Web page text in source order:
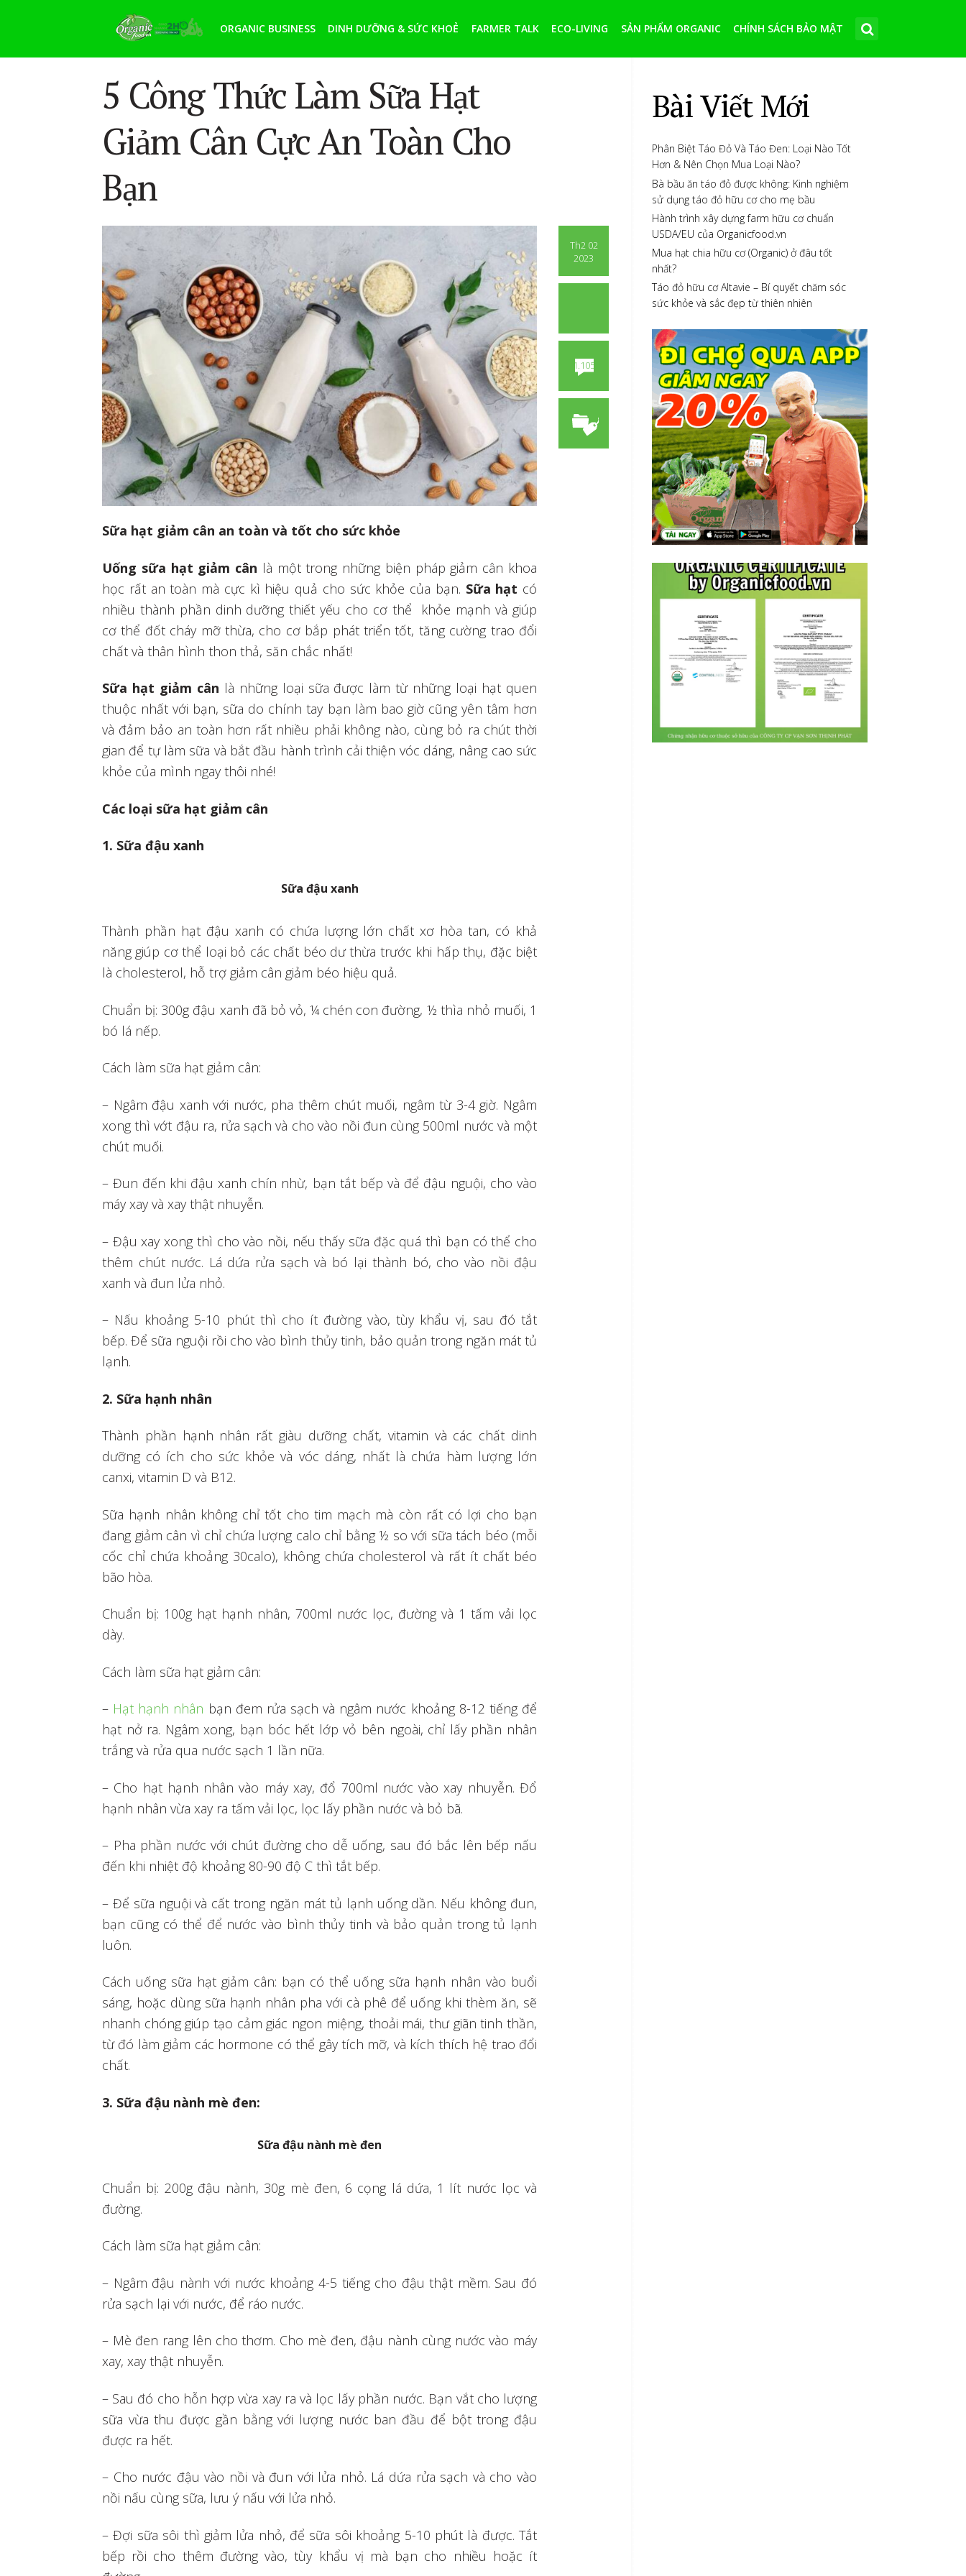
ORGANIC BUSINESS DINH DƯỠNG & SỨC KHOẺ FARMER TALK ECO-LIVING SẢN PHẨM ORGANIC CHÍNH SÁCH BẢO MẬT
5 Công Thức Làm Sữa Hạt
Giảm Cân Cực An Toàn Cho
Bạn
Th2 02
2023
1.105
Sữa hạt giảm cân an toàn và tốt cho sức khỏe
Uống sữa hạt giảm cân là một trong những biện pháp giảm cân khoa
học rất an toàn mà cực kì hiệu quả cho sức khỏe của bạn. Sữa hạt có
nhiều thành phần dinh dưỡng thiết yếu cho cơ thể khỏe mạnh và giúp
cơ thể đốt cháy mỡ thừa, cho cơ bắp phát triển tốt, tăng cường trao đổi
chất và thân hình thon thả, săn chắc nhất!
Sữa hạt giảm cân là những loại sữa được làm từ những loại hạt quen
thuộc nhất với bạn, sữa do chính tay bạn làm bao giờ cũng yên tâm hơn
và đảm bảo an toàn hơn rất nhiều phải không nào, cùng bỏ ra chút thời
gian để tự làm sữa và bắt đầu hành trình cải thiện vóc dáng, nâng cao sức
khỏe của mình ngay thôi nhé!
Các loại sữa hạt giảm cân
1. Sữa đậu xanh
Sữa đậu xanh
Thành phần hạt đậu xanh có chứa lượng lớn chất xơ hòa tan, có khả
năng giúp cơ thể loại bỏ các chất béo dư thừa trước khi hấp thụ, đặc biệt
là cholesterol, hỗ trợ giảm cân giảm béo hiệu quả.
Chuẩn bị: 300g đậu xanh đã bỏ vỏ, ¼ chén con đường, ½ thìa nhỏ muối, 1
bó lá nếp.
Cách làm sữa hạt giảm cân:
– Ngâm đậu xanh với nước, pha thêm chút muối, ngâm từ 3-4 giờ. Ngâm
xong thì vớt đậu ra, rửa sạch và cho vào nồi đun cùng 500ml nước và một
chút muối.
– Đun đến khi đậu xanh chín nhừ, bạn tắt bếp và để đậu nguội, cho vào
máy xay và xay thật nhuyễn.
– Đậu xay xong thì cho vào nồi, nếu thấy sữa đặc quá thì bạn có thể cho
thêm chút nước. Lá dứa rửa sạch và bó lại thành bó, cho vào nồi đậu
xanh và đun lửa nhỏ.
– Nấu khoảng 5-10 phút thì cho ít đường vào, tùy khẩu vị, sau đó tắt
bếp. Để sữa nguội rồi cho vào bình thủy tinh, bảo quản trong ngăn mát tủ
lạnh.
2. Sữa hạnh nhân
Thành phần hạnh nhân rất giàu dưỡng chất, vitamin và các chất dinh
dưỡng có ích cho sức khỏe và vóc dáng, nhất là chứa hàm lượng lớn
canxi, vitamin D và B12.
Sữa hạnh nhân không chỉ tốt cho tim mạch mà còn rất có lợi cho bạn
đang giảm cân vì chỉ chứa lượng calo chỉ bằng ½ so với sữa tách béo (mỗi
cốc chỉ chứa khoảng 30calo), không chứa cholesterol và rất ít chất béo
bão hòa.
Chuẩn bị: 100g hạt hạnh nhân, 700ml nước lọc, đường và 1 tấm vải lọc
dày.
Cách làm sữa hạt giảm cân:
– Hạt hạnh nhân bạn đem rửa sạch và ngâm nước khoảng 8-12 tiếng để
hạt nở ra. Ngâm xong, bạn bóc hết lớp vỏ bên ngoài, chỉ lấy phần nhân
trắng và rửa qua nước sạch 1 lần nữa.
– Cho hạt hạnh nhân vào máy xay, đổ 700ml nước vào xay nhuyễn. Đổ
hạnh nhân vừa xay ra tấm vải lọc, lọc lấy phần nước và bỏ bã.
– Pha phần nước với chút đường cho dễ uống, sau đó bắc lên bếp nấu
đến khi nhiệt độ khoảng 80-90 độ C thì tắt bếp.
– Để sữa nguội và cất trong ngăn mát tủ lạnh uống dần. Nếu không đun,
bạn cũng có thể để nước vào bình thủy tinh và bảo quản trong tủ lạnh
luôn.
Cách uống sữa hạt giảm cân: bạn có thể uống sữa hạnh nhân vào buổi
sáng, hoặc dùng sữa hạnh nhân pha với cà phê để uống khi thèm ăn, sẽ
nhanh chóng giúp tạo cảm giác ngon miệng, thoải mái, thư giãn tinh thần,
từ đó làm giảm các hormone có thể gây tích mỡ, và kích thích hệ trao đổi
chất.
3. Sữa đậu nành mè đen:
Sữa đậu nành mè đen
Chuẩn bị: 200g đậu nành, 30g mè đen, 6 cọng lá dứa, 1 lít nước lọc và
đường.
Cách làm sữa hạt giảm cân:
– Ngâm đậu nành với nước khoảng 4-5 tiếng cho đậu thật mềm. Sau đó
rửa sạch lại với nước, để ráo nước.
– Mè đen rang lên cho thơm. Cho mè đen, đậu nành cùng nước vào máy
xay, xay thật nhuyễn.
– Sau đó cho hỗn hợp vừa xay ra và lọc lấy phần nước. Bạn vắt cho lượng
sữa vừa thu được gần bằng với lượng nước ban đầu để bột trong đậu
được ra hết.
– Cho nước đậu vào nồi và đun với lửa nhỏ. Lá dứa rửa sạch và cho vào
nồi nấu cùng sữa, lưu ý nấu với lửa nhỏ.
– Đợi sữa sôi thì giảm lửa nhỏ, để sữa sôi khoảng 5-10 phút là được. Tắt
bếp rồi cho thêm đường vào, tùy khẩu vị mà bạn cho nhiều hoặc ít
Bài Viết Mới
Phân Biệt Táo Đỏ Và Táo Đen: Loại Nào Tốt
Hơn & Nên Chọn Mua Loại Nào?
Bà bầu ăn táo đỏ được không: Kinh nghiệm
sử dụng táo đỏ hữu cơ cho mẹ bầu
Hành trình xây dựng farm hữu cơ chuẩn
USDA/EU của Organicfood.vn
Mua hạt chia hữu cơ (Organic) ở đâu tốt
nhất?
Táo đỏ hữu cơ Altavie – Bí quyết chăm sóc
sức khỏe và sắc đẹp từ thiên nhiên